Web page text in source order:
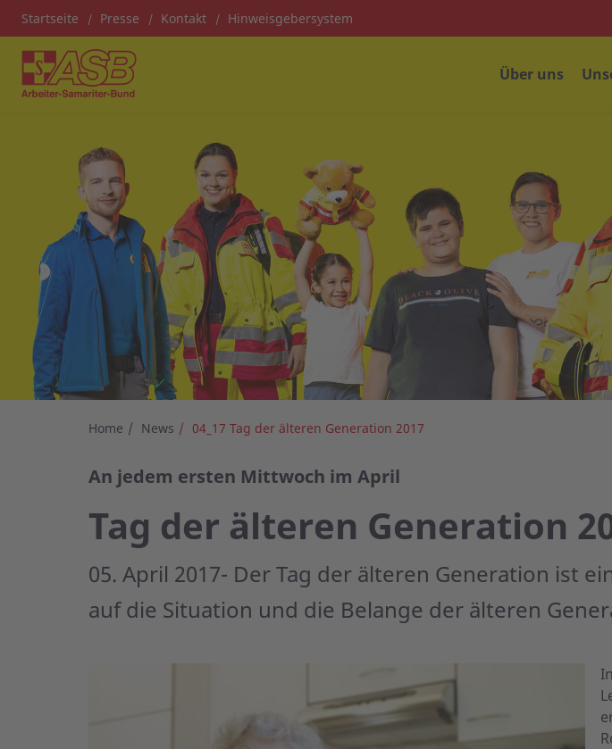
Startseite Presse Kontakt Hinweisgebersystem
Über uns
Home News 04_17 Tag der älteren Generation 2017
An jedem ersten Mittwoch im April
Tag der älteren Generation
05. April 2017- Der Tag der älteren Generation ist
auf die Situation und die Belange der älteren